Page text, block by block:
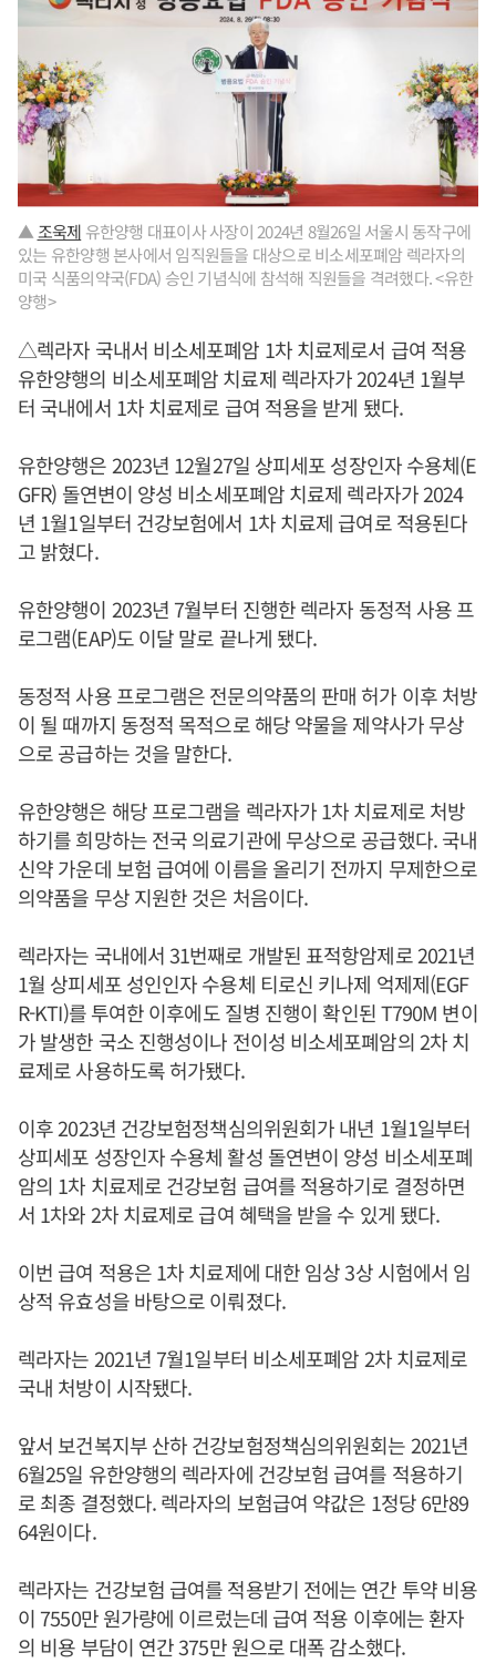
▲조욱제 유한양행 대표이사 사장이 2024년 8월26일 서울시 동작구에
있는 유한양행 본사에서 임직원들을 대상으로 비소세포폐암 렉라자의
미국 식품의약국(FDA) 승인 기념식에 참석해 직원들을 격려했다. <유한
양행>
△렉라자 국내서 비소세포폐암 1차 치료제로서 급여 적용
유한양행의 비소세포폐암 치료제 렉라자가 2024년 1월부
터 국내에서 1차 치료제로 급여 적용을 받게 됐다.
유한양행은 2023년 12월27일 상피세포 성장인자 수용체(E
GFR) 돌연변이 양성 비소세포폐암 치료제 렉라자가 2024
년 1월1일부터 건강보험에서 1차 치료제 급여로 적용된다
고 밝혔다.
유한양행이 2023년 7월부터 진행한 렉라자 동정적 사용 프
로그램(EAP)도 이달 말로 끝나게 됐다.
동정적 사용 프로그램은 전문의약품의 판매 허가 이후 처방
이 될 때까지 동정적 목적으로 해당 약물을 제약사가 무상
으로 공급하는 것을 말한다.
유한양행은 해당 프로그램을 렉라자가 1차 치료제로 처방
하기를 희망하는 전국 의료기관에 무상으로 공급했다. 국내
신약 가운데 보험 급여에 이름을 올리기 전까지 무제한으로
의약품을 무상 지원한 것은 처음이다.
렉라자는 국내에서 31번째로 개발된 표적항암제로 2021년
1월 상피세포 성인인자 수용체 티로신 키나제 억제제(EGF
R-KTI)를 투여한 이후에도 질병 진행이 확인된 T790M 변이
가 발생한 국소 진행성이나 전이성 비소세포폐암의 2차 치
료제로 사용하도록 허가됐다.
이후 2023년 건강보험정책심의위원회가 내년 1월1일부터
상피세포 성장인자 수용체 활성 돌연변이 양성 비소세포폐
암의 1차 치료제로 건강보험 급여를 적용하기로 결정하면
서 1차와 2차 치료제로 급여 혜택을 받을 수 있게 됐다.
이번 급여 적용은 1차 치료제에 대한 임상 3상 시험에서 임
상적 유효성을 바탕으로 이뤄졌다.
렉라자는 2021년 7월1일부터 비소세포폐암 2차 치료제로
국내 처방이 시작됐다.
앞서 보건복지부 산하 건강보험정책심의위원회는 2021년
6월25일 유한양행의 렉라자에 건강보험 급여를 적용하기
로 최종 결정했다. 렉라자의 보험급여 약값은 1정당 6만89
64원이다.
렉라자는 건강보험 급여를 적용받기 전에는 연간 투약 비용
이 7550만 원가량에 이르렀는데 급여 적용 이후에는 환자
의 비용 부담이 연간 375만 원으로 대폭 감소했다.